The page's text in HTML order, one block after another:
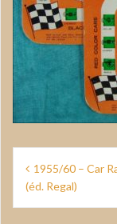
Navigation
de
l’article
1955/60 – Car
(éd. Regal)